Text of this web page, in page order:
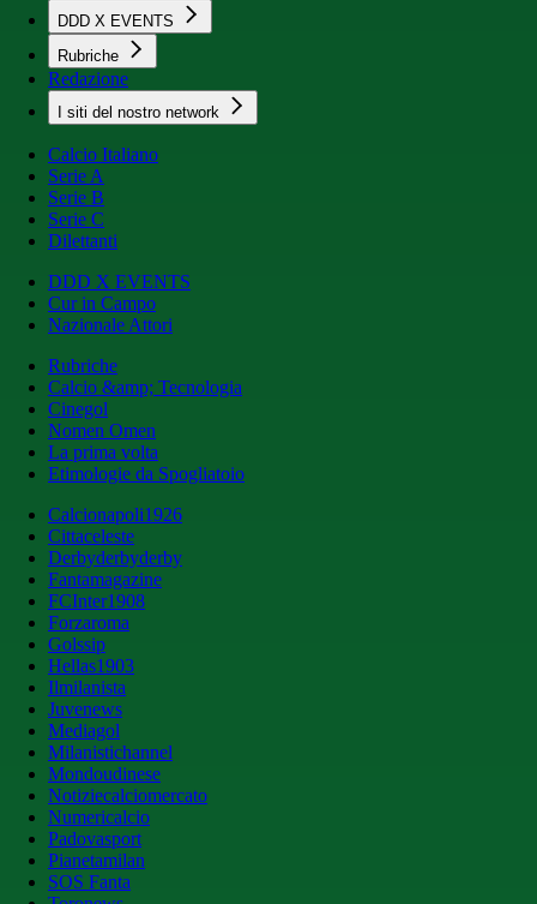
DDD X EVENTS
Rubriche
Redazione
I siti del nostro network
Calcio Italiano
Serie A
Serie B
Serie C
Dilettanti
DDD X EVENTS
Cur in Campo
Nazionale Attori
Rubriche
Calcio &amp; Tecnologia
Cinegol
Nomen Omen
La prima volta
Etimologie da Spogliatoio
Calcionapoli1926
Cittaceleste
Derbyderbyderby
Fantamagazine
FCInter1908
Forzaroma
Golssip
Hellas1903
Ilmilanista
Juvenews
Mediagol
Milanistichannel
Mondoudinese
Notiziecalciomercato
Numericalcio
Padovasport
Pianetamilan
SOS Fanta